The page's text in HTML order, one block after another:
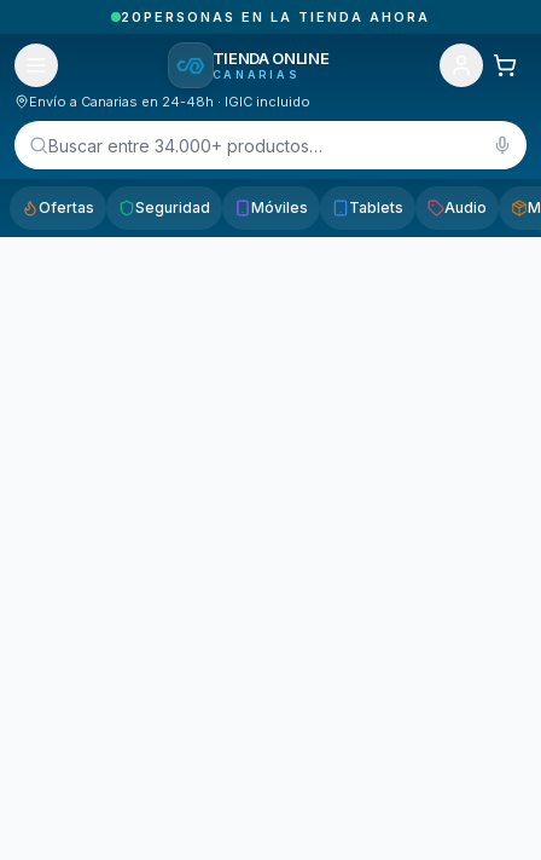
20PERSONAS EN LA TIENDA AHORA
TIENDA ONLINE
CANARIAS
Envío a Canarias en 24-48h · IGIC incluido
Buscar entre 34.000+ productos…
Ofertas Seguridad Móviles Tablets Audio